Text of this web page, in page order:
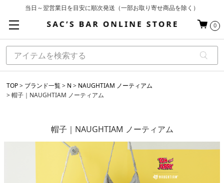
当日～翌営業日を目安に順次発送（一部お取り寄せ商品を除く）
基本配送料 ¥550(沖縄・離島を除く)
0
TOP ブランド一覧 N
NAUGHTIAM ノーティアム
帽子｜NAUGHTIAM ノーティアム
帽子｜NAUGHTIAM ノーティアム